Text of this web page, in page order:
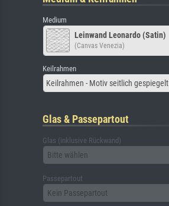
Medium
Leinwand Leonardo (Satin)
(Canvas Venezia)
Keilrahmen
Keilrahmen - Motiv seitlich gespiegelt
Glas & Passepartout
Glas (inklusive Rückwand)
Bitte wählen
Passepartout
Kein Passepartout